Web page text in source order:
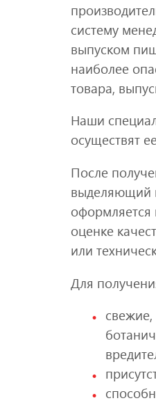
систему
выпуском
наиболее
товара,
Наши
осуществят
После
выделяющий
оценке
или
Для